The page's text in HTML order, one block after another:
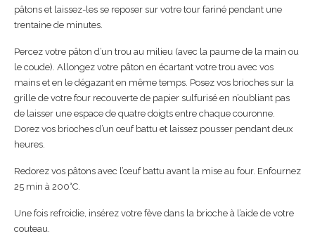
pâtons et laissez-les se reposer sur votre tour fariné pendant une
trentaine de minutes.
Percez votre pâton d’un trou au milieu (avec la paume de la main ou
le coude). Allongez votre pâton en écartant votre trou avec vos
mains et en le dégazant en même temps. Posez vos brioches sur la
grille de votre four recouverte de papier sulfurisé en n’oubliant pas
de laisser une espace de quatre doigts entre chaque couronne.
Dorez vos brioches d’un œuf battu et laissez pousser pendant deux
heures.
Redorez vos pâtons avec l’œuf battu avant la mise au four. Enfournez
25 min à 200°C.
Une fois refroidie, insérez votre fève dans la brioche à l’aide de votre
couteau.